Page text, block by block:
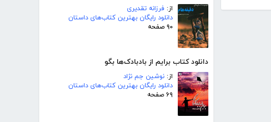
از: فرزانه تقدیری
دانلود رایگان بهترین کتاب‌های داستان
۹۰ صفحه
دانلود کتاب برایم از بادبادک‌ها بگو
از: نوشین جم نژاد
دانلود رایگان بهترین کتاب‌های داستان
۶۹ صفحه